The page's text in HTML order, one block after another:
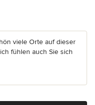
5 Sternen
viele Orte auf dieser
fühlen auch Sie sich